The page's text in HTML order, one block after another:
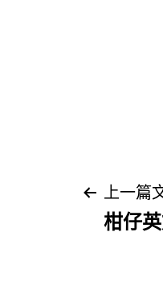
文上一篇
柑仔